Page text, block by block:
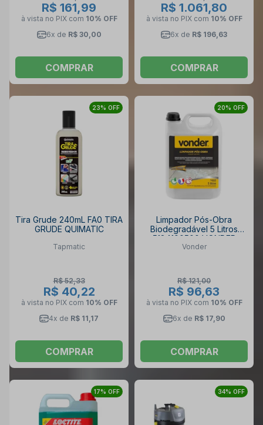
R$ 161,99
à vista no PIX com 10% OFF
6x de R$ 30,00
COMPRAR
R$ 1.061,80
à vista no PIX com 10% OFF
6x de R$ 196,63
COMPRAR
23% OFF
Tira Grude 240mL FA0 TIRA
GRUDE QUIMATIC
Tapmatic
R$ 52,33
R$ 40,22
à vista no PIX com 10% OFF
4x de R$ 11,17
COMPRAR
20% OFF
Limpador Pós-Obra
Biodegradável 5 Litros
5184100500 VONDER
Vonder
R$ 121,00
R$ 96,63
à vista no PIX com 10% OFF
6x de R$ 17,90
COMPRAR
17% OFF 34% OFF